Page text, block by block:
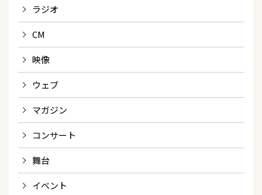
ラジオ
CM
映像
ウェブ
マガジン
コンサート
舞台
イベント